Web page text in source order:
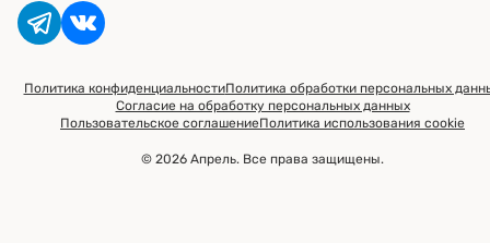
Политика конфиденциальностиПолитика обработки персональных
Согласие на обработку персональных данных
Пользовательское соглашениеПолитика использования cookie
© 2026 Апрель. Все права защищены.